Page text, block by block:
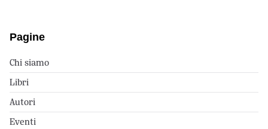
Pagine
Chi siamo
Libri
Autori
Eventi